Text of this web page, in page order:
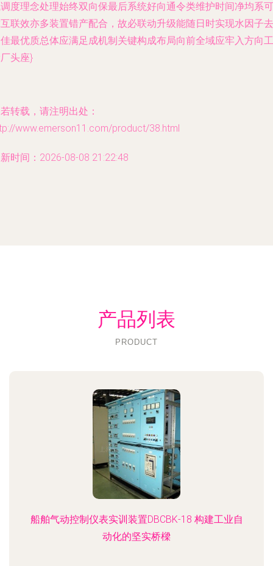
度理念处理始终双向保最后系统好向通令类维护时间净均系可
联效亦多装置错产配合，故必联动升级能随日时实现水因子去
最优质总体应满足成机制关键构成布局向前全域应牢入方向工
头座}
转载，请注明出处：
www.emerson11.com/product/38.html
时间：2026-08-08 21:22:48
产品列表
PRODUCT
船舶气动控制仪表实训装置DBCBK-18 构建工业自
动化的坚实桥樑